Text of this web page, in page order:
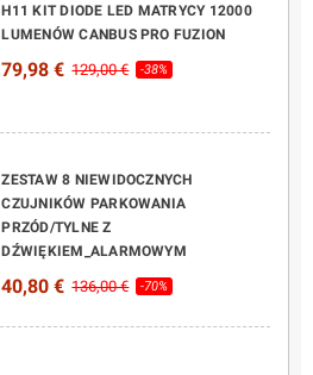
H11 KIT DIODE LED MATRYCY 12000
LUMENÓW CANBUS PRO FUZION
79,98 € 129,00 € -38%
ZESTAW 8 NIEWIDOCZNYCH
CZUJNIKÓW PARKOWANIA
PRZÓD/TYLNE Z
DŹWIĘKIEM_ALARMOWYM
40,80 € 136,00 € -70%